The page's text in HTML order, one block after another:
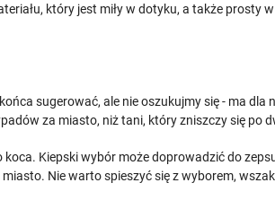
który jest miły w dotyku, a także prosty
sugerować, ale nie oszukujmy się - ma
za miasto, niż tani, który zniszczy się po
Kiepski wybór może doprowadzić do
Nie warto spieszyć się z wyborem,